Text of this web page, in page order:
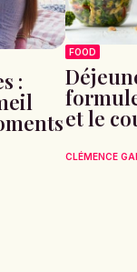
:
FOOD
et le
CLÉMENCE